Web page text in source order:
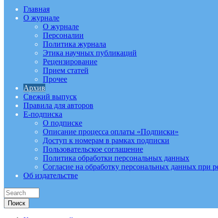
Главная
О журнале
О журнале
Персоналии
Политика журнала
Этика научных публикаций
Рецензирование
Прием статей
Прочее
Архив
Свежий выпуск
Правила для авторов
E-подписка
О подписке
Описание процесса оплаты «Подписки»
Доступ к номерам в рамках подписки
Пользовательское соглашение
Политика обработки персональных данных
Согласие на обработку персональных данных при
Об издательстве